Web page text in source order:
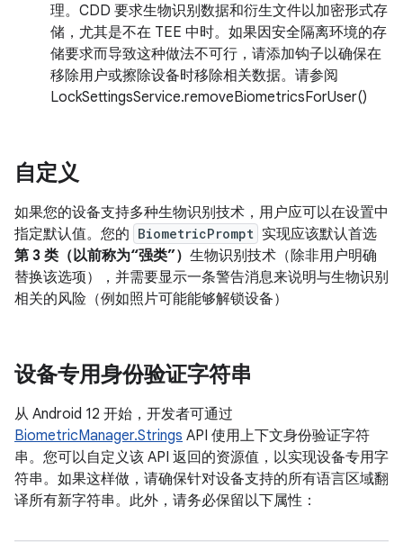
理。CDD 要求生物识别数据和衍生文件以加密形式存
储，尤其是不在 TEE 中时。如果因安全隔离环境的存
储要求而导致这种做法不可行，请添加钩子以确保在
移除用户或擦除设备时移除相关数据。请参阅
LockSettingsService.removeBiometricsForUser()
自定义
如果您的设备支持多种生物识别技术，用户应可以在设置中
指定默认值。您的 BiometricPrompt 实现应该默认首选
第 3 类（以前称为“强类”） 生物识别技术（除非用户明确
替换该选项），并需要显示一条警告消息来说明与生物识别
相关的风险（例如照片可能能够解锁设备）
设备专用身份验证字符串
从 Android 12 开始，开发者可通过
BiometricManager.Strings API 使用上下文身份验证字符
串。您可以自定义该 API 返回的资源值，以实现设备专用字
符串。如果这样做，请确保针对设备支持的所有语言区域翻
译所有新字符串。此外，请务必保留以下属性：